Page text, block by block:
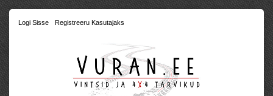
Logi Sisse Registreeru Kasutajaks